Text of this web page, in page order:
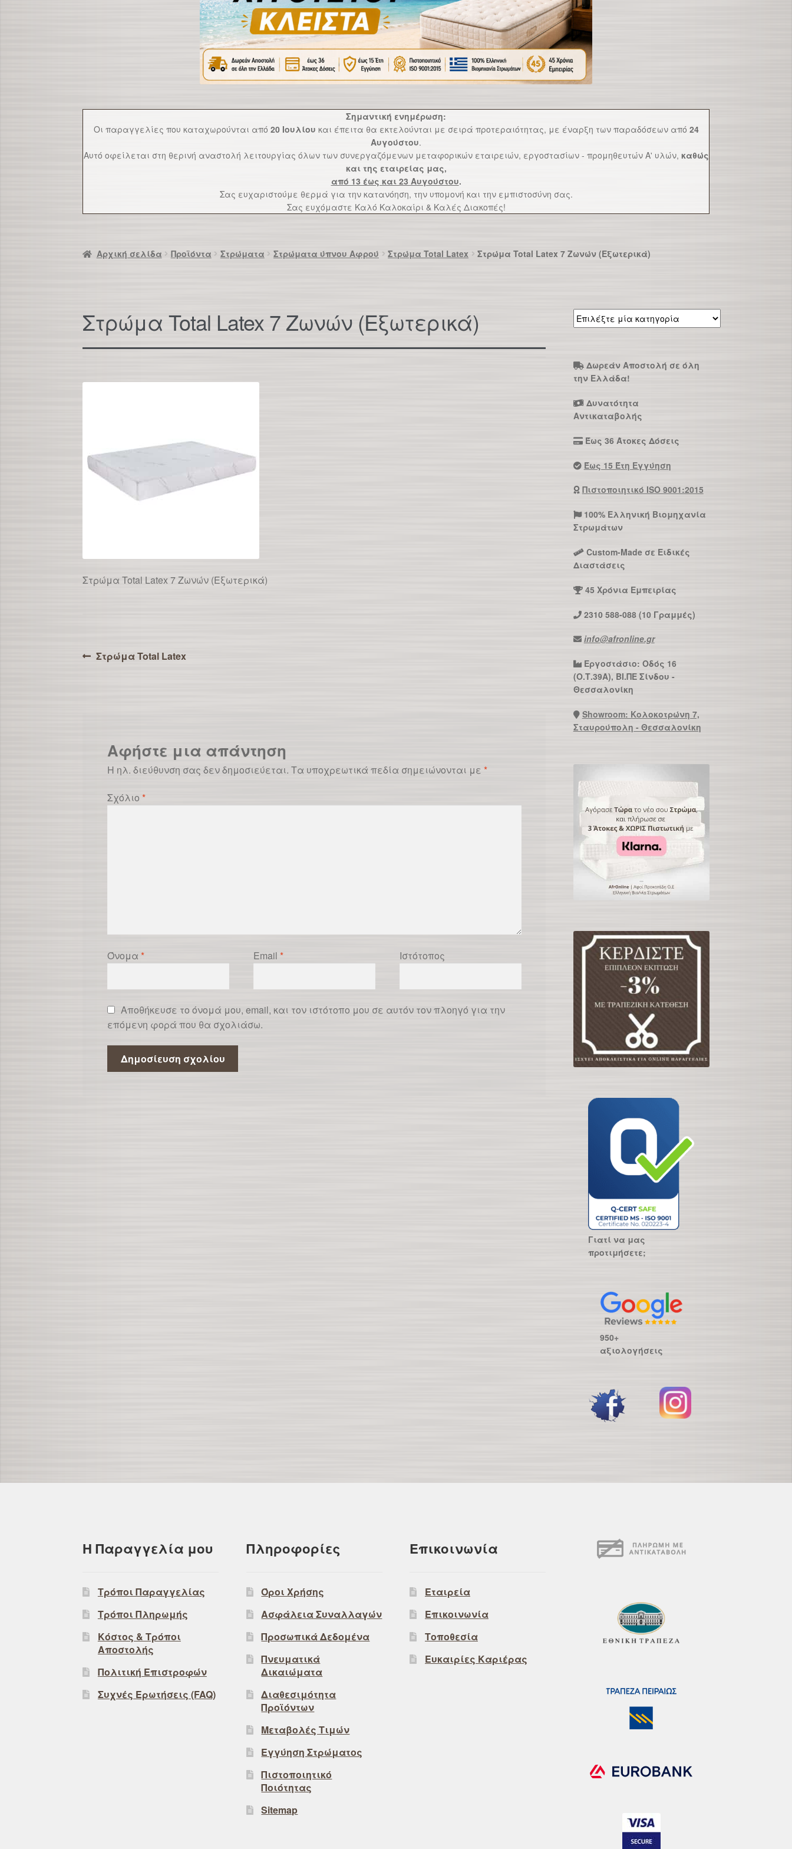
Σημαντική ενημέρωση:
Οι παραγγελίες που καταχωρούνται από 20 Ιουλίου και έπειτα θα εκτελούνται με σειρά προτεραιότητας, με έναρξη των παραδόσεων από 24
Αυγούστου.
Αυτό οφείλεται στη θερινή αναστολή λειτουργίας όλων των συνεργαζόμενων μεταφορικών εταιρειών, εργοστασίων - προμηθευτών Α' υλών, καθώς
και της εταιρείας μας,
από 13 έως και 23 Αυγούστου.
Σας ευχαριστούμε θερμά για την κατανόηση, την υπομονή και την εμπιστοσύνη σας.
Σας ευχόμαστε Καλό Καλοκαίρι & Καλές Διακοπές!
Αρχική σελίδα Προϊόντα Στρώματα Στρώματα ύπνου Αφρού Στρώμα Total Latex Στρώμα Total Latex 7 Ζωνών (Εξωτερικά)
Στρώμα Total Latex 7 Ζωνών (Εξωτερικά)
Στρώμα Total Latex 7 Ζωνών (Εξωτερικά)
Πλοήγηση
Προηγούμενο
Στρώμα Total Latex
Αφήστε μια απάντηση
Η ηλ. διεύθυνση σας δεν δημοσιεύεται. Τα υποχρεωτικά πεδία σημειώνονται με *
Σχόλιο *
Όνομα * Email * Ιστότοπος
Αποθήκευσε το όνομά μου, email, και τον ιστότοπο μου σε αυτόν τον πλοηγό για την
επόμενη φορά που θα σχολιάσω.
Επιλέξτε
μία
Δωρεάν Αποστολή σε όλη
την Ελλάδα!
Δυνατότητα
Αντικαταβολής
Έως 36 Άτοκες Δόσεις
Έως 15 Έτη Εγγύηση
Πιστοποιητικό ISO 9001:2015
100% Ελληνική Βιομηχανία
Στρωμάτων
Custom-Made σε Ειδικές
Διαστάσεις
45 Χρόνια Εμπειρίας
2310 588-088 (10 Γραμμές)
info@afronline.gr
Εργοστάσιο: Οδός 16
(Ο.Τ.39Α), ΒΙ.ΠΕ Σίνδου -
Θεσσαλονίκη
Showroom: Κολοκοτρώνη 7,
Σταυρούπολη - Θεσσαλονίκη
Γιατί να μας
προτιμήσετε;
950+
αξιολογήσεις
Η Παραγγελία μου
Τρόποι Παραγγελίας
Τρόποι Πληρωμής
Κόστος & Τρόποι
Αποστολής
Πολιτική Επιστροφών
Συχνές Ερωτήσεις (FAQ)
Πληροφορίες
Όροι Χρήσης
Ασφάλεια Συναλλαγών
Προσωπικά Δεδομένα
Πνευματικά
Δικαιώματα
Διαθεσιμότητα
Προϊόντων
Μεταβολές Τιμών
Εγγύηση Στρώματος
Πιστοποιητικό
Ποιότητας
Sitemap
Επικοινωνία
Εταιρεία
Επικοινωνία
Τοποθεσία
Ευκαιρίες Καριέρας